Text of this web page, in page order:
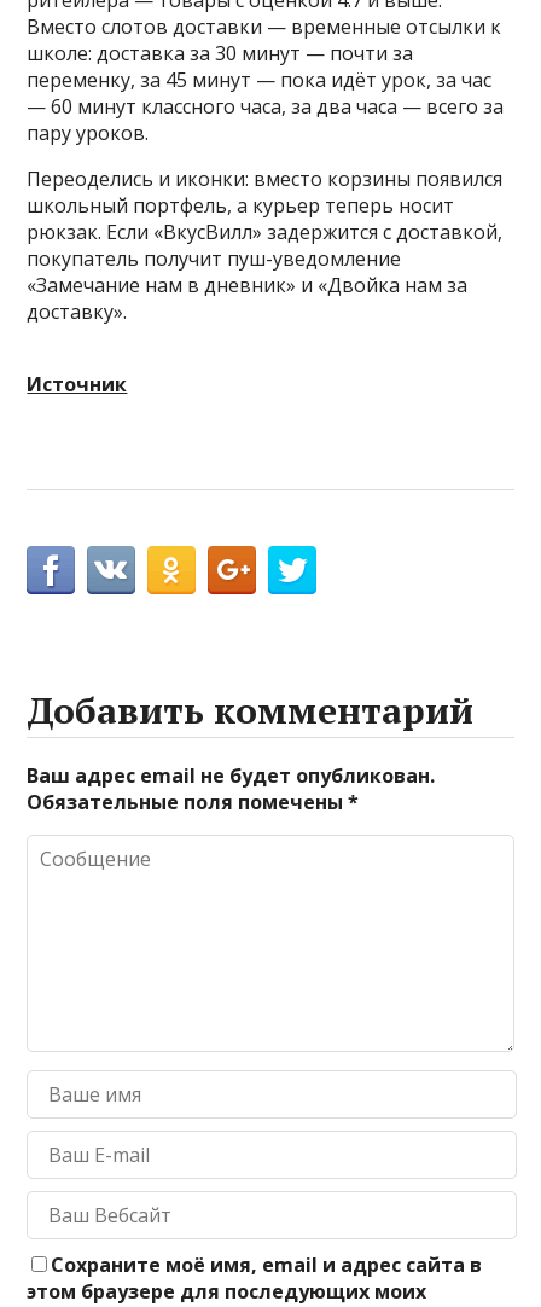
Вместо слотов доставки — временные отсылки к
школе: доставка за 30 минут — почти за
переменку, за 45 минут — пока идёт урок, за час
— 60 минут классного часа, за два часа — всего за
пару уроков.
Переоделись и иконки: вместо корзины появился
школьный портфель, а курьер теперь носит
рюкзак. Если «ВкусВилл» задержится с доставкой,
покупатель получит пуш-уведомление
«Замечание нам в дневник» и «Двойка нам за
доставку».
Источник
Добавить комментарий
Ваш адрес email не будет опубликован.
Обязательные поля помечены*
Сохраните моё имя, email и адрес сайта в
этом браузере для последующих моих